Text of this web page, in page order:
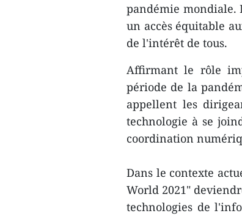
pandémie mondiale.
un accès équitable
de l'intérêt de tous.
Affirmant le rôle
période de la
appellent les
technologie à se
coordination
Dans le contexte
World 2021"
technologies de